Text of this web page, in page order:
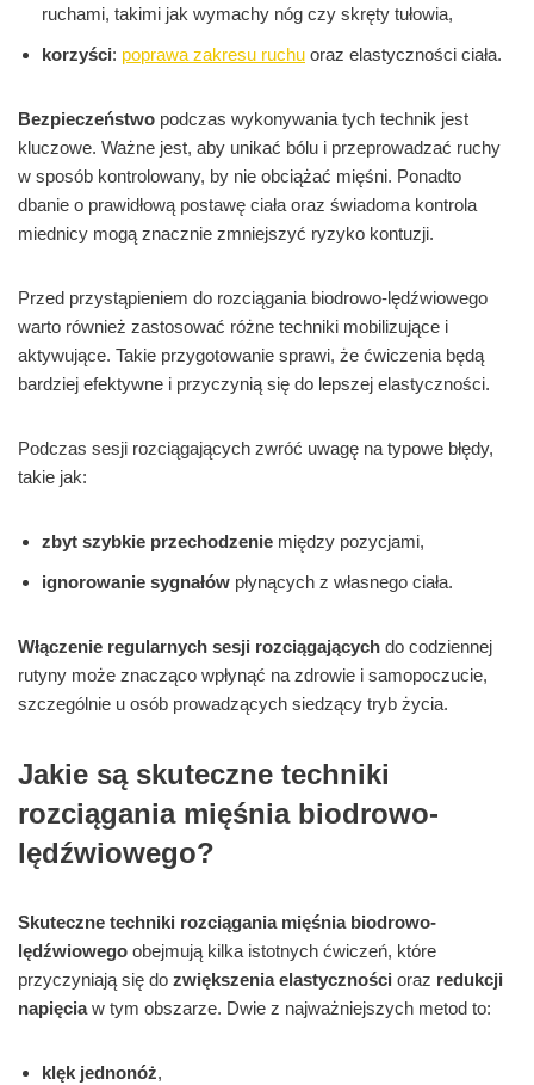
ruchami, takimi jak wymachy nóg czy skręty tułowia,
korzyści: poprawa zakresu ruchu oraz elastyczności ciała.
Bezpieczeństwo podczas wykonywania tych technik jest
kluczowe. Ważne jest, aby unikać bólu i przeprowadzać ruchy
w sposób kontrolowany, by nie obciążać mięśni. Ponadto
dbanie o prawidłową postawę ciała oraz świadoma kontrola
miednicy mogą znacznie zmniejszyć ryzyko kontuzji.
Przed przystąpieniem do rozciągania biodrowo-lędźwiowego
warto również zastosować różne techniki mobilizujące i
aktywujące. Takie przygotowanie sprawi, że ćwiczenia będą
bardziej efektywne i przyczynią się do lepszej elastyczności.
Podczas sesji rozciągających zwróć uwagę na typowe błędy,
takie jak:
zbyt szybkie przechodzenie między pozycjami,
ignorowanie sygnałów płynących z własnego ciała.
Włączenie regularnych sesji rozciągających do codziennej
rutyny może znacząco wpłynąć na zdrowie i samopoczucie,
szczególnie u osób prowadzących siedzący tryb życia.
Jakie są skuteczne techniki
rozciągania mięśnia biodrowo-
lędźwiowego?
Skuteczne techniki rozciągania mięśnia biodrowo-
lędźwiowego obejmują kilka istotnych ćwiczeń, które
przyczyniają się do zwiększenia elastyczności oraz redukcji
napięciaw tym obszarze. Dwie z najważniejszych metod to:
klęk jednonóż,